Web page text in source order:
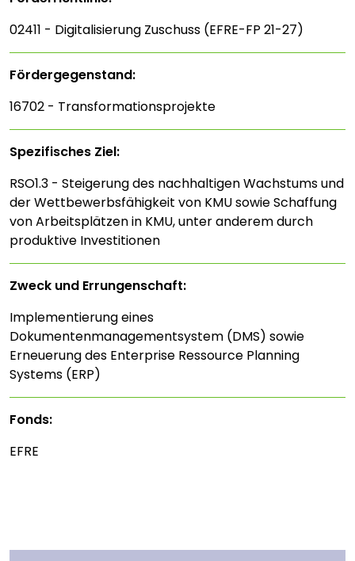
02411 - Digitalisierung Zuschuss (EFRE-FP 21-27)
Fördergegenstand:
16702 - Transformationsprojekte
Spezifisches Ziel:
RSO1.3 - Steigerung des nachhaltigen Wachstums und
der Wettbewerbsfähigkeit von KMU sowie Schaffung
von Arbeitsplätzen in KMU, unter anderem durch
produktive Investitionen
Zweck und Errungenschaft:
Implementierung eines
Dokumentenmanagementsystem (DMS) sowie
Erneuerung des Enterprise Ressource Planning
Systems (ERP)
Fonds:
EFRE